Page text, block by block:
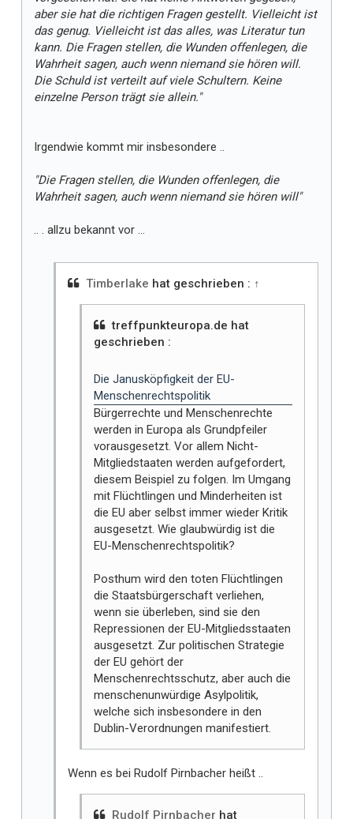
aber sie hat die richtigen Fragen gestellt. Vielleicht ist
das genug. Vielleicht ist das alles, was Literatur tun
kann. Die Fragen stellen, die Wunden offenlegen, die
Wahrheit sagen, auch wenn niemand sie hören will.
Die Schuld ist verteilt auf viele Schultern. Keine
einzelne Person trägt sie allein."
Irgendwie kommt mir insbesondere ..
"Die Fragen stellen, die Wunden offenlegen, die
Wahrheit sagen, auch wenn niemand sie hören will"
.. . allzu bekannt vor ...
Timberlake hat geschrieben : ↑
treffpunkteuropa.de hat
geschrieben :
Die Janusköpfigkeit der EU-
Menschenrechtspolitik
Bürgerrechte und Menschenrechte
werden in Europa als Grundpfeiler
vorausgesetzt. Vor allem Nicht-
Mitgliedstaaten werden aufgefordert,
diesem Beispiel zu folgen. Im Umgang
mit Flüchtlingen und Minderheiten ist
die EU aber selbst immer wieder Kritik
ausgesetzt. Wie glaubwürdig ist die
EU-Menschenrechtspolitik?
Posthum wird den toten Flüchtlingen
die Staatsbürgerschaft verliehen,
wenn sie überleben, sind sie den
Repressionen der EU-Mitgliedsstaaten
ausgesetzt. Zur politischen Strategie
der EU gehört der
Menschenrechtsschutz, aber auch die
menschenunwürdige Asylpolitik,
welche sich insbesondere in den
Dublin-Verordnungen manifestiert.
Wenn es bei Rudolf Pirnbacher heißt ..
Rudolf Pirnbacher hat